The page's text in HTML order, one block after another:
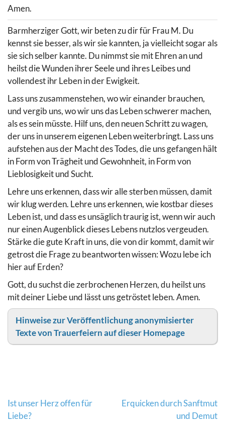
Amen.
Barmherziger Gott, wir beten zu dir für Frau M. Du
kennst sie besser, als wir sie kannten, ja vielleicht sogar als
sie sich selber kannte. Du nimmst sie mit Ehren an und
heilst die Wunden ihrer Seele und ihres Leibes und
vollendest ihr Leben in der Ewigkeit.
Lass uns zusammenstehen, wo wir einander brauchen,
und vergib uns, wo wir uns das Leben schwerer machen,
als es sein müsste. Hilf uns, den neuen Schritt zu wagen,
der uns in unserem eigenen Leben weiterbringt. Lass uns
aufstehen aus der Macht des Todes, die uns gefangen hält
in Form von Trägheit und Gewohnheit, in Form von
Lieblosigkeit und Sucht.
Lehre uns erkennen, dass wir alle sterben müssen, damit
wir klug werden. Lehre uns erkennen, wie kostbar dieses
Leben ist, und dass es unsäglich traurig ist, wenn wir auch
nur einen Augenblick dieses Lebens nutzlos vergeuden.
Stärke die gute Kraft in uns, die von dir kommt, damit wir
getrost die Frage zu beantworten wissen: Wozu lebe ich
hier auf Erden?
Gott, du suchst die zerbrochenen Herzen, du heilst uns
mit deiner Liebe und lässt uns getröstet leben. Amen.
Hinweise zur Veröffentlichung anonymisierter
Texte von Trauerfeiern auf dieser Homepage
Beitragsnavigation
Ist unser Herz offen für
Liebe?
Erquicken durch Sanftmut
und Demut